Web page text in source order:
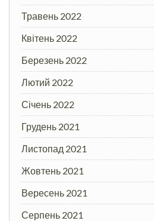
Травень 2022
Квітень 2022
Березень 2022
Лютий 2022
Січень 2022
Грудень 2021
Листопад 2021
Жовтень 2021
Вересень 2021
Серпень 2021